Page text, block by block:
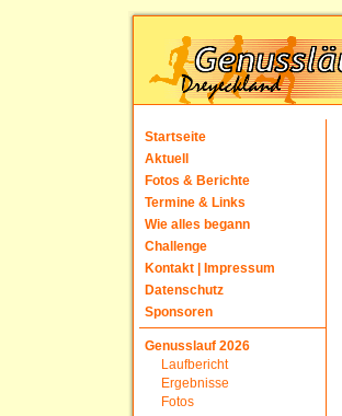
Startseite
Aktuell
Fotos & Berichte
Termine & Links
Wie alles begann
Challenge
Kontakt | Impressum
Datenschutz
Sponsoren
Genusslauf 2026
Laufbericht
Ergebnisse
Fotos